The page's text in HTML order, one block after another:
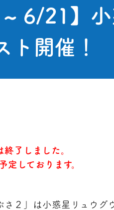
6/21】小
開催！
了しました。
しております。
２」は小惑星リュウグ